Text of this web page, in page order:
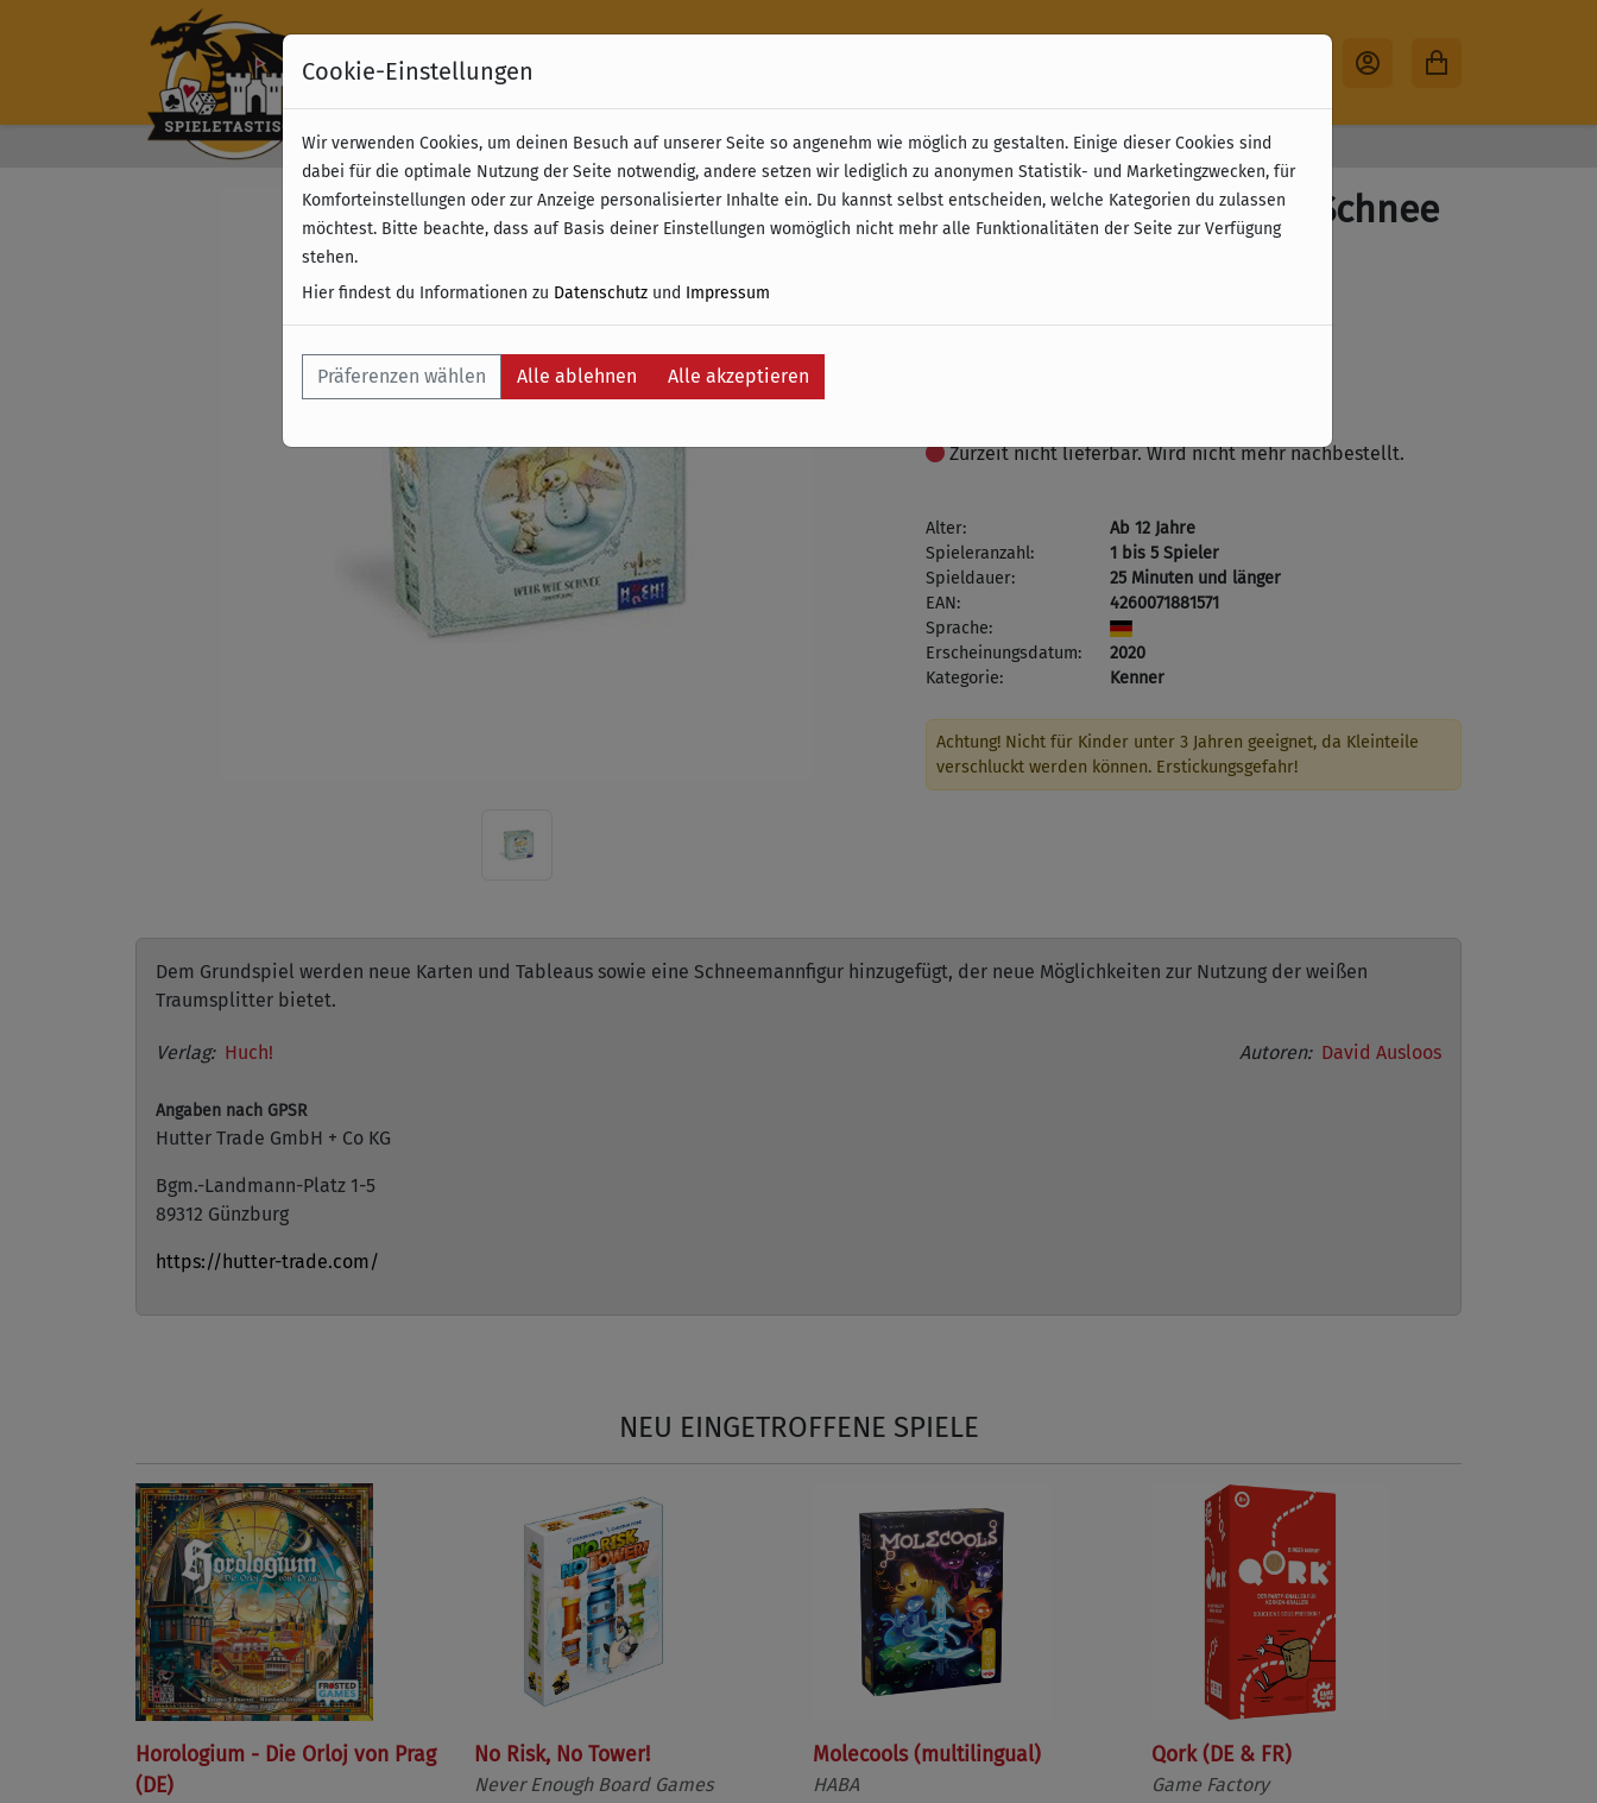
Kostenloser Versand & Retoure ab 49 € (innerhalb Deutschlands) 30 Tage Rückgabe
Dreamscape: Weiß wie Schnee
11,50 €
Zurzeit nicht lieferbar. Wird nicht mehr nachbestellt.
Alter:
Ab 12 Jahre
Spieleranzahl:
1 bis 5 Spieler
Spieldauer:
25 Minuten und länger
EAN:
4260071881571
Sprache:
Erscheinungsdatum:
2020
Kategorie:
Kenner
Achtung! Nicht für Kinder unter 3 Jahren geeignet, da Kleinteile
verschluckt werden können. Erstickungsgefahr!
Dem Grundspiel werden neue Karten und Tableaus sowie eine Schneemannfigur hinzugefügt, der neue Möglichkeiten zur Nutzung der weißen
Traumsplitter bietet.
Verlag: Huch!
Angaben nach GPSR
Hutter Trade GmbH + Co KG
Bgm.-Landmann-Platz 1-5
89312 Günzburg
https://hutter-trade.com/
Autoren: David Ausloos
NEU EINGETROFFENE SPIELE
Horologium - Die Orloj von Prag
(DE)
No Risk, No Tower!
Never Enough Board Games
Molecools (multilingual)
HABA
Qork (DE & FR)
Game Factory
Cookie-Einstellungen
Wir verwenden Cookies, um deinen Besuch auf unserer Seite so angenehm wie möglich zu gestalten. Einige dieser Cookies sind
dabei für die optimale Nutzung der Seite notwendig, andere setzen wir lediglich zu anonymen Statistik- und Marketingzwecken, für
Komforteinstellungen oder zur Anzeige personalisierter Inhalte ein. Du kannst selbst entscheiden, welche Kategorien du zulassen
möchtest. Bitte beachte, dass auf Basis deiner Einstellungen womöglich nicht mehr alle Funktionalitäten der Seite zur Verfügung
stehen.
Hier findest du Informationen zu Datenschutz und Impressum
Präferenzen wählen Alle ablehnen Alle akzeptieren